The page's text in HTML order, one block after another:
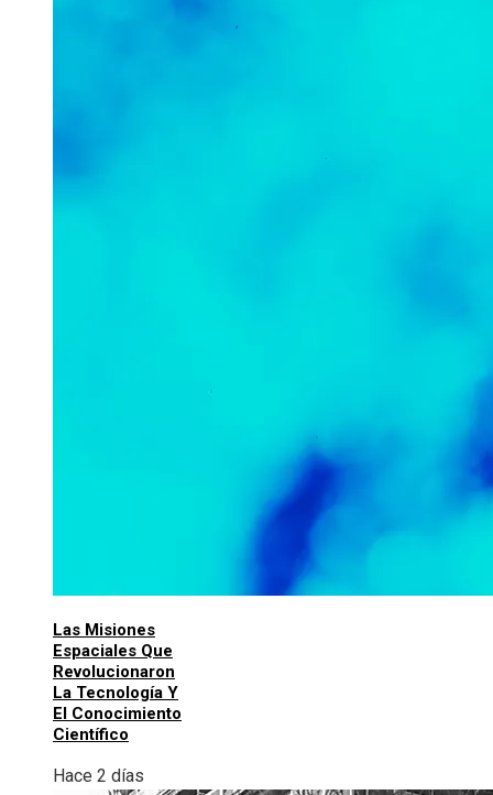
Las Misiones
Espaciales Que
Revolucionaron
La Tecnología Y
El Conocimiento
Científico
Hace 2 días